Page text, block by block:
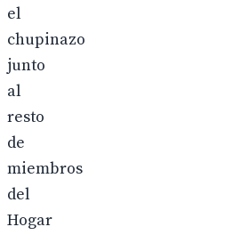
el
chupinazo
junto
al
resto
de
miembros
del
Hogar